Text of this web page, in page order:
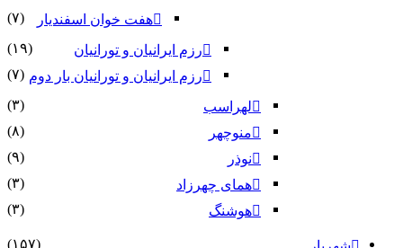
هفت خوان اسفندیار
(۷)
رزم ایرانیان و تورانیان
(۱۹)
رزم ایرانیان و تورانیان بار دوم (۷)
لهراسب
(۳)
منوچهر
(۸)
نوذر
(۹)
هماى چهرزاد
(۳)
هوشنگ
(۳)
(۱۵۷)